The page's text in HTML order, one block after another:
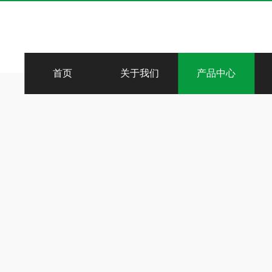
首页 关于我们 产品中心